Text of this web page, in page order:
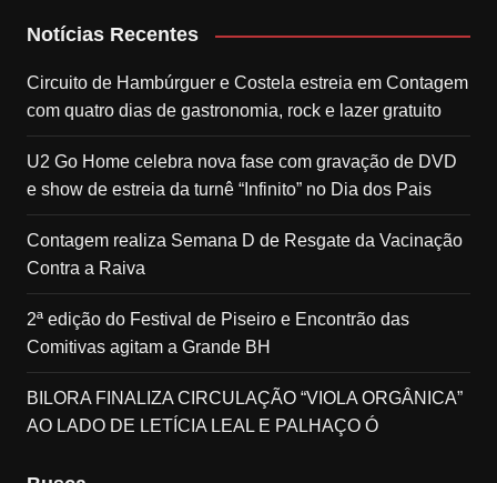
Notícias Recentes
Circuito de Hambúrguer e Costela estreia em Contagem
com quatro dias de gastronomia, rock e lazer gratuito
U2 Go Home celebra nova fase com gravação de DVD
e show de estreia da turnê “Infinito” no Dia dos Pais
Contagem realiza Semana D de Resgate da Vacinação
Contra a Raiva
2ª edição do Festival de Piseiro e Encontrão das
Comitivas agitam a Grande BH
BILORA FINALIZA CIRCULAÇÃO “VIOLA ORGÂNICA”
AO LADO DE LETÍCIA LEAL E PALHAÇO Ó